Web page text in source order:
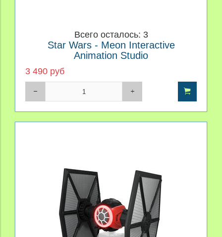
Всего осталось: 3
Star Wars - Meon Interactive
Animation Studio
3 490 руб